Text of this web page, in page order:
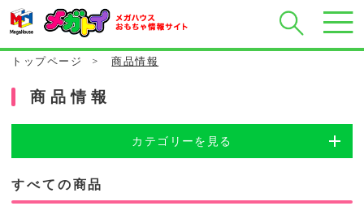
トップページ > 商品情報
商品情報
カテゴリーを見る
すべての商品